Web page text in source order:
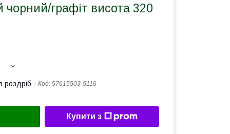
чорний/графіт висота 320
роздріб Код: 57615503-5116
Купити з